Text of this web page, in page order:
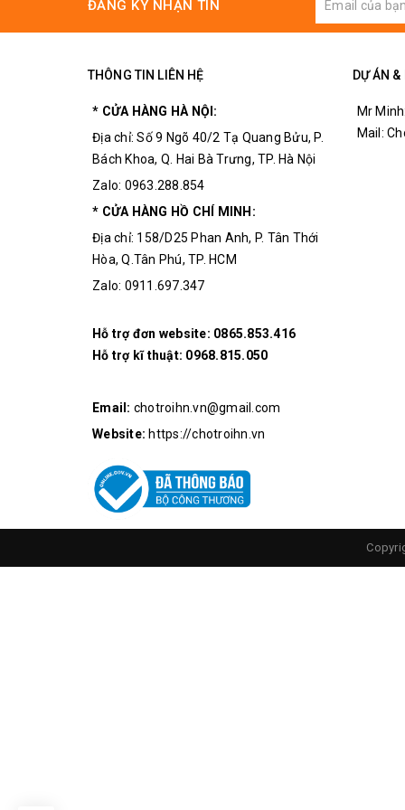
Có thể thu nhận tín hiệu trong bán kính 10m
Hộp sản phẩm bao gồm
ĐĂNG KÝ NHẬN TIN
THÔNG TIN LIÊN HỆ
* CỬA HÀNG HÀ NỘI:
Địa chỉ: Số 9 Ngõ 40/2 Tạ Quang Bửu, P.
Bách Khoa, Q. Hai Bà Trưng, TP. Hà Nội
Zalo: 0963.288.854
* CỬA HÀNG HỒ CHÍ MINH:
Địa chỉ: 158/D25 Phan Anh, P. Tân Thới
Hòa, Q.Tân Phú, TP. HCM
Zalo: 0911.697.347
Hỗ trợ đơn website: 0865.853.416
Hỗ trợ kĩ thuật: 0968.815.050
Email: chotroihn.vn@gmail.com
Website: https://chotroihn.vn
DỰ ÁN &
Mr
Mail: